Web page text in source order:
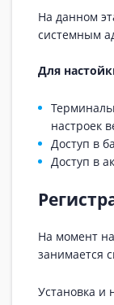
На данном
системным
Для
настроек
Доступ в
Доступ в
На момент
занимается
Установка и